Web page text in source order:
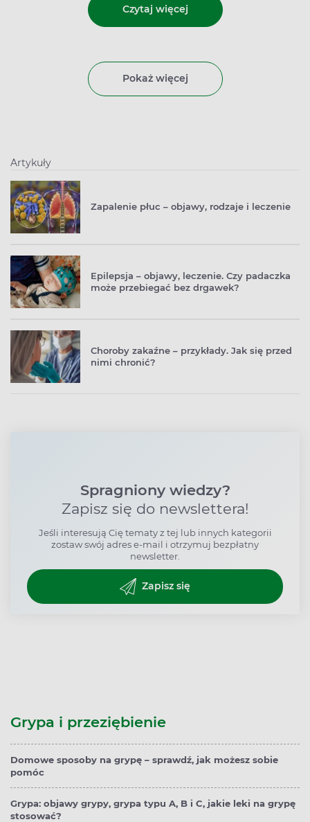
Czytaj więcej
Pokaż więcej
Artykuły
Zapalenie płuc – objawy, rodzaje i leczenie
Epilepsja – objawy, leczenie. Czy padaczka
może przebiegać bez drgawek?
Choroby zakaźne – przykłady. Jak się przed
nimi chronić?
Spragniony wiedzy?
Zapisz się do newslettera!
Jeśli interesują Cię tematy z tej lub innych kategorii
zostaw swój adres e-mail i otrzymuj bezpłatny
newsletter.
Zapisz się
Grypa i przeziębienie
Domowe sposoby na grypę – sprawdź, jak możesz sobie
pomóc
Grypa: objawy grypy, grypa typu A, B i C, jakie leki na grypę
stosować?